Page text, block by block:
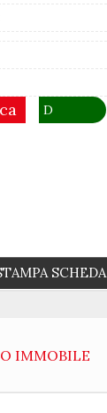
D
SCHEDA
IMMOBILE